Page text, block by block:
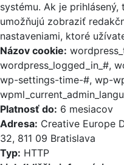
systému. Ak je
umožňujú zobraziť
nastaveniami, ktoré
Názov cookie:
wordpress_logged_in_#,
wp-settings-time-#, wp-
Platnosť do: 6 mesiacov
Adresa: Creative Europe
32, 811 09 Bratislava
Typ: HTTP